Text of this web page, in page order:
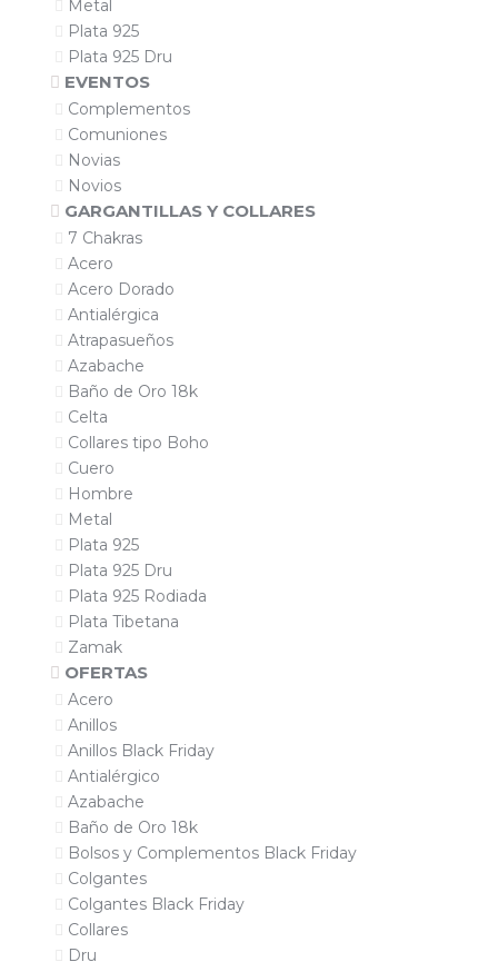
Metal
Plata 925
Plata 925 Dru
EVENTOS
Complementos
Comuniones
Novias
Novios
GARGANTILLAS Y COLLARES
7 Chakras
Acero
Acero Dorado
Antialérgica
Atrapasueños
Azabache
Baño de Oro 18k
Celta
Collares tipo Boho
Cuero
Hombre
Metal
Plata 925
Plata 925 Dru
Plata 925 Rodiada
Plata Tibetana
Zamak
OFERTAS
Acero
Anillos
Anillos Black Friday
Antialérgico
Azabache
Baño de Oro 18k
Bolsos y Complementos Black Friday
Colgantes
Colgantes Black Friday
Collares
Dru